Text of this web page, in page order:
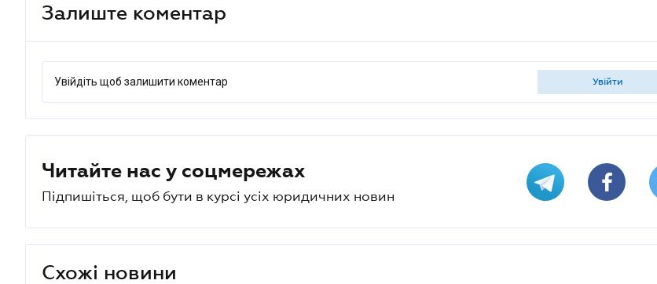
Залиште коментар
Увійдіть щоб залишити коментар увійти
Читайте нас у соцмережах
Підпишіться, щоб бути в курсі усіх юридичних новин
Схожі новини